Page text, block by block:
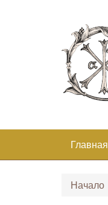
Главная
Начало